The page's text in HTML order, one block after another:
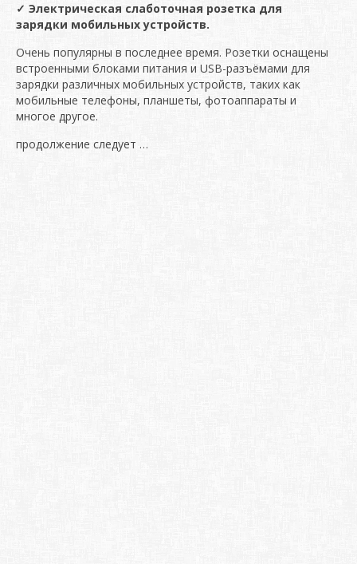
✓ Электрическая слаботочная розетка для
зарядки мобильных устройств.
Очень популярны в последнее время. Розетки оснащены
встроенными блоками питания и USB-разъёмами для
зарядки различных мобильных устройств, таких как
мобильные телефоны, планшеты, фотоаппараты и
многое другое.
продолжение следует …